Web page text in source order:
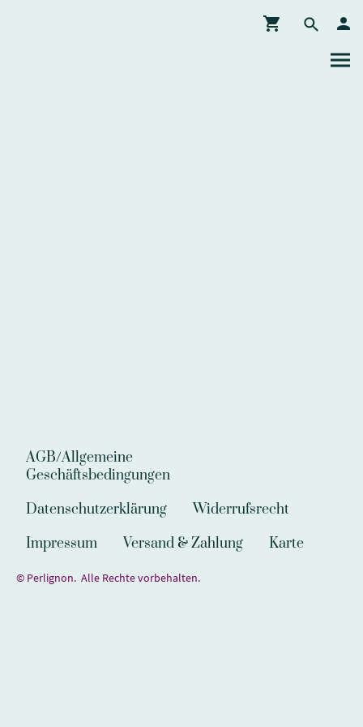
AGB/Allgemeine
Geschäftsbedingungen
Datenschutzerklärung
Widerrufsrecht
Impressum
Versand & Zahlung Karte
© Perlignon. Alle Rechte vorbehalten.